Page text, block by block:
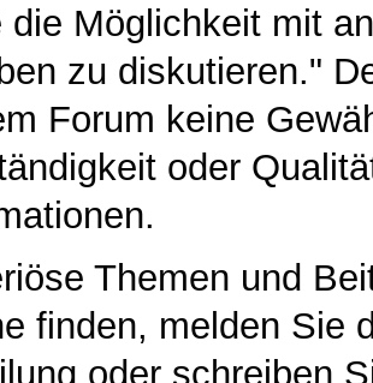
die Möglichkeit mit
zu diskutieren."
Forum keine
oder
Themen und
finden, melden Sie
oder schreiben